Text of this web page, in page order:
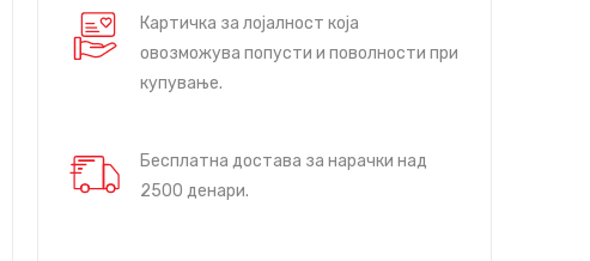
Картичка за лојалност која
овозможува попусти и поволности при
купување.
Бесплатна достава за нарачки над
2500 денари.